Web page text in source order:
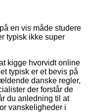
en vis måde studere
typisk ikke super
kigge hvorvidt online
typisk er et bevis på
danske regler,
der forstår de
du anledning til at
vanskeligheder i